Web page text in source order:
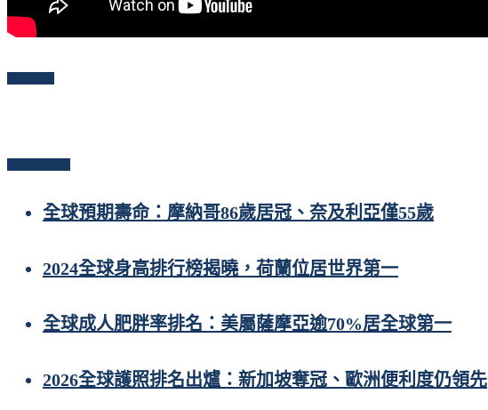
全球預期壽命：摩納哥86歲居冠、奈及利亞僅55歲
2024全球身高排行榜揭曉，荷蘭位居世界第一
全球成人肥胖率排名：美屬薩摩亞逾70%居全球第一
2026全球護照排名出爐：新加坡奪冠、歐洲便利度仍領先